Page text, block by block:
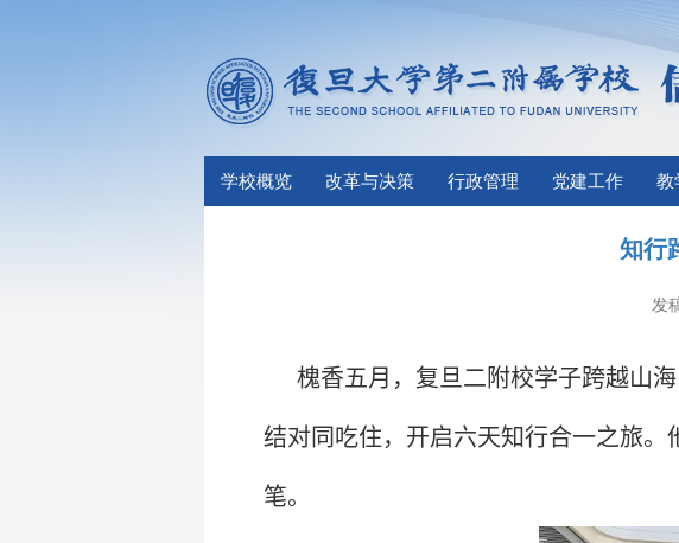
学校概览 改革与决策 行政管理 党建工作 教
知行
发
槐香五月，复旦二附校学子跨越山海
结对同吃住，开启六天知行合一之旅
笔。